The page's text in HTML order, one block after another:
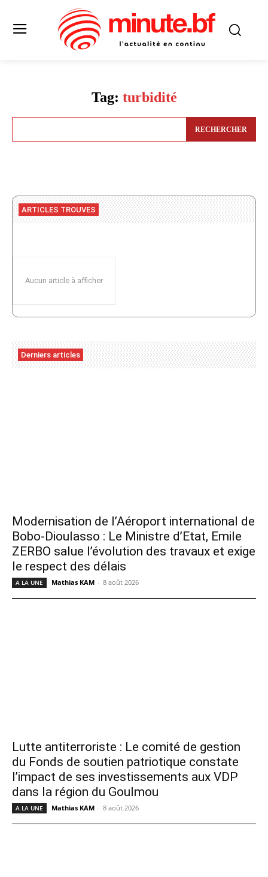
Tag: turbidité
RECHERCHER
ARTICLES TROUVES
Aucun article à afficher
Derniers articles
Modernisation de l’Aéroport international de
Bobo-Dioulasso : Le Ministre d’Etat, Emile
ZERBO salue l’évolution des travaux et exige
le respect des délais
A LA UNE Mathias KAM - 8 août 2026
Lutte antiterroriste : Le comité de gestion
du Fonds de soutien patriotique constate
l’impact de ses investissements aux VDP
dans la région du Goulmou
A LA UNE Mathias KAM - 8 août 2026